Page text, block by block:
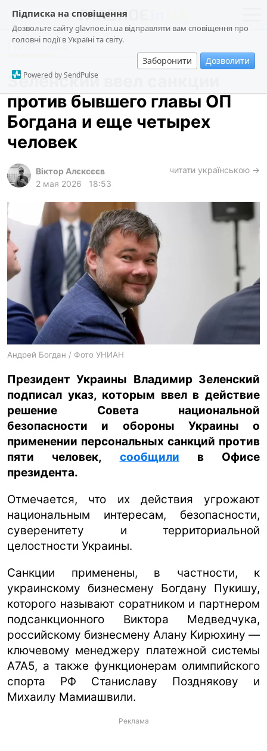
Підписка на сповіщення
Дозвольте сайту glavnoe.in.ua відправляти вам сповіщення про
головні події в Україні та світу.
Заборонити Дозволити
Powered by SendPulse
новости
о проекте
общество
происшествия
криминал
харьков
архив
gambling
en
Политика
Зеленский ввел санкции
против бывшего главы ОП
Богдана и еще четырех
человек
Віктор Алєксєєв
2 мая 2026
18:53
читати українською →
Андрей Богдан / Фото УНИАН
Президент Украины Владимир Зеленский
подписал указ, которым ввел в действие
решение Совета национальной
безопасности и обороны Украины о
применении персональных санкций против
пяти человек, сообщили в Офисе
президента.
Отмечается, что их действия угрожают
национальным интересам, безопасности,
суверенитету и территориальной
целостности Украины.
Санкции применены, в частности, к
украинскому бизнесмену Богдану Пукишу,
которого называют соратником и партнером
подсанкционного Виктора Медведчука,
российскому бизнесмену Алану Кирюхину —
ключевому менеджеру платежной системы
A7A5, а также функционерам олимпийского
спорта РФ Станиславу Позднякову и
Михаилу Мамиашвили.
Реклама